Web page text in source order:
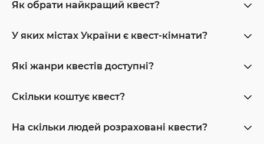
Як обрати найкращий квест?
У яких містах України є квест-кімнати?
Які жанри квестів доступні?
Скільки коштує квест?
На скільки людей розраховані квести?